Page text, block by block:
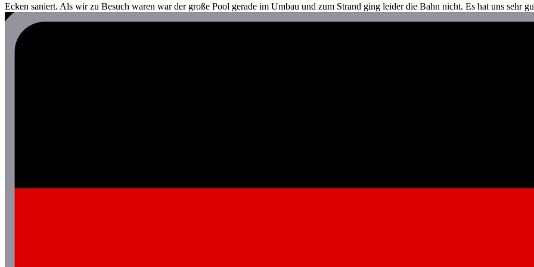
Ecken saniert. Als wir zu Besuch waren war der große Pool gerade im Umbau und zum Strand ging leider die Bahn nicht. Es hat uns sehr